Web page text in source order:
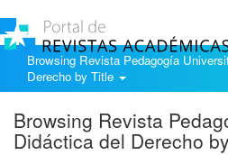
Browsing Revista Pedagogía
Derecho by Title
Browsing Revista
Didáctica del Derecho